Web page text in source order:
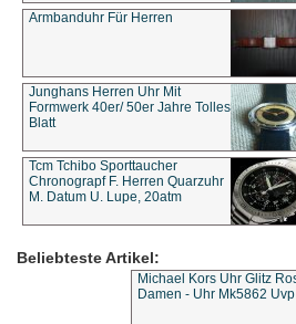
Armbanduhr Für Herren
Junghans Herren Uhr Mit
Formwerk 40er/ 50er Jahre Tolles
Blatt
Tcm Tchibo Sporttaucher
Chronograpf F. Herren Quarzuhr
M. Datum U. Lupe, 20atm
Beliebteste Artikel:
Michael Kors Uhr Glitz
Damen - Uhr Mk5862